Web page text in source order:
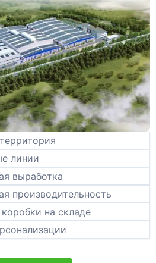
линии
выработка
производительность
на складе